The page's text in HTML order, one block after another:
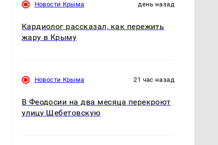
Новости Крыма день назад
Кардиолог рассказал, как пережить
жару в Крыму
Новости Крыма 21 час назад
В Феодосии на два месяца перекроют
улицу Щебетовскую